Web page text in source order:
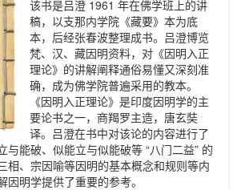
该书是吕澄 1961 年在佛学班上的讲
稿，以支那内学院《藏要》本为底
本，后经张春波整理成书。吕澄博览
梵、汉、藏因明资料，对《因明入正
理论》的讲解阐释通俗易懂又深刻准
确，成为佛学院普遍采用的教本。
《因明入正理论》是印度因明学的主
要论书之一，商羯罗主造，唐玄奘
译。吕澄在书中对该论的内容进行了
与能破、似能立与似能破等 “八门二益” 的
相、宗因喻等因明的基本概念和规则等内
因明学提供了重要的参考。